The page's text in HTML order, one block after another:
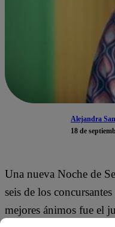
Alejandra
18 de
Una nueva Noche de
seis de los
mejores ánimos fue el